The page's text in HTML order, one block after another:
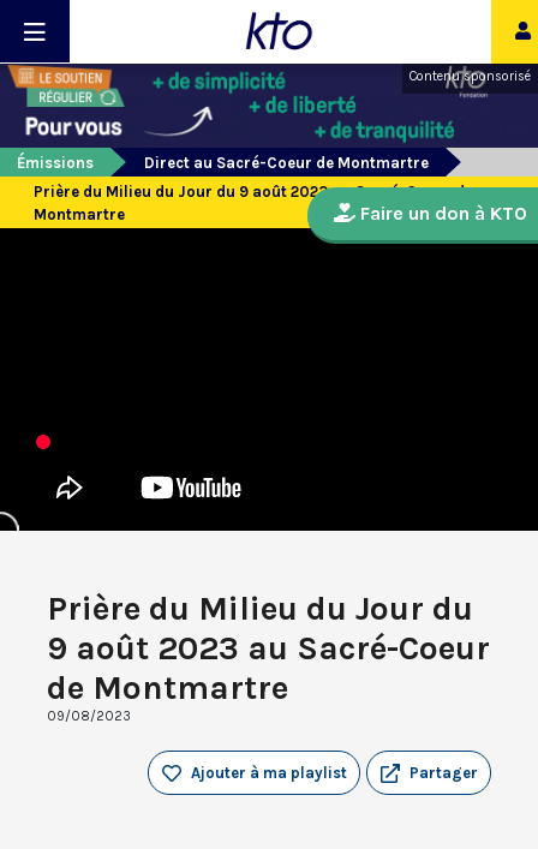
Contenu sponsorisé
Émissions
Direct au Sacré-Coeur de Montmartre
Prière du Milieu du Jour du 9 août 2023 au Sacré-Coeur de
Montmartre
Prière du Milieu du Jour du
9 août 2023 au Sacré-Coeur
de Montmartre
09/08/2023
Partager
Ajouter à ma playlist
Faire un don à KTO